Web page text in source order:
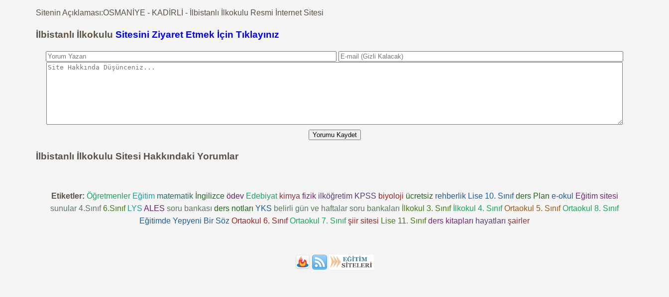
Sitenin Açıklaması:OSMANİYE - KADİRLİ - İlbistanlı İlkokulu Resmi İnternet Sitesi
İlbistanlı İlkokulu Sitesini Ziyaret Etmek İçin Tıklayınız
Yorumu Kaydet
İlbistanlı İlkokulu Sitesi Hakkındaki Yorumlar
Etiketler: Öğretmenler Eğitim matematik İngilizce ödev Edebiyat kimya fizik ilköğretim KPSS biyoloji ücretsiz rehberlik Lise 10. Sınıf ders Plan e-okul
Eğitim sitesi
sunular 4.Sınıf 6.Sınıf LYS ALES soru bankası ders notları YKS belirli gün ve haftalar soru bankaları İlkokul 3. Sınıf İlkokul 4. Sınıf Ortaokul 5. Sınıf Ortaokul 8. Sınıf
Eğitimde Yepyeni Bir Söz Ortaokul 6. Sınıf Ortaokul 7. Sınıf şiir sitesi Lise 11. Sınıf ders kitapları hayatları şairler